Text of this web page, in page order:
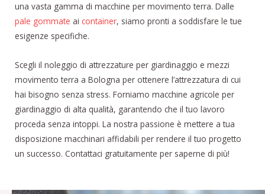
una vasta gamma di macchine per movimento terra. Dalle
pale gommate ai container, siamo pronti a soddisfare le tue
esigenze specifiche.
Scegli il noleggio di attrezzature per giardinaggio e mezzi
movimento terra a Bologna per ottenere l’attrezzatura di cui
hai bisogno senza stress. Forniamo macchine agricole per
giardinaggio di alta qualità, garantendo che il tuo lavoro
proceda senza intoppi. La nostra passione è mettere a tua
disposizione macchinari affidabili per rendere il tuo progetto
un successo. Contattaci gratuitamente per saperne di più!